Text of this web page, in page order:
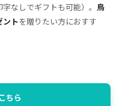
なしでギフトも可能）。 鳥
ントを贈りたい方におすす
ちら